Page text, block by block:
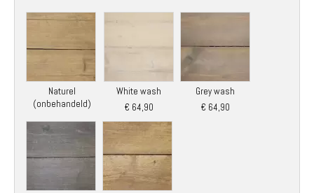
Naturel
(onbehandeld)
White wash
€ 64,90
Grey wash
€ 64,90